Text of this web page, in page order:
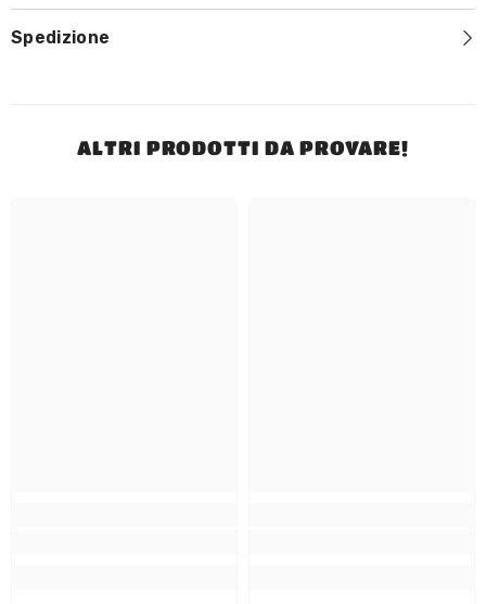
Spedizione
ALTRI PRODOTTI DA PROVARE!